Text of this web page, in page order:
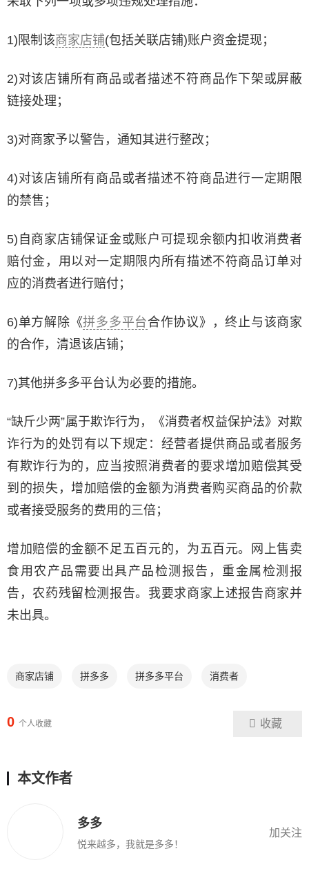
1)限制该商家店铺(包括关联店铺)账户资金提现；
2)对该店铺所有商品或者描述不符商品作下架或屏蔽
链接处理；
3)对商家予以警告，通知其进行整改；
4)对该店铺所有商品或者描述不符商品进行一定期限
的禁售；
5)自商家店铺保证金或账户可提现余额内扣收消费者
赔付金，用以对一定期限内所有描述不符商品订单对
应的消费者进行赔付；
6)单方解除《拼多多平台合作协议》，终止与该商家
的合作，清退该店铺；
7)其他拼多多平台认为必要的措施。
“缺斤少两”属于欺诈行为，《消费者权益保护法》对欺
诈行为的处罚有以下规定：经营者提供商品或者服务
有欺诈行为的，应当按照消费者的要求增加赔偿其受
到的损失，增加赔偿的金额为消费者购买商品的价款
或者接受服务的费用的三倍；
增加赔偿的金额不足五百元的，为五百元。网上售卖
食用农产品需要出具产品检测报告，重金属检测报
告，农药残留检测报告。我要求商家上述报告商家并
未出具。
商家店铺 拼多多 拼多多平台 消费者
0 个人收藏 收藏
本文作者
多多
悦来越多，我就是多多！
加关注